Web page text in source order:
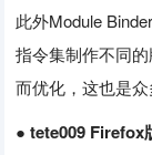
此外Module
指令集制作不同
而优化，这也是众
● tete009 Firefox